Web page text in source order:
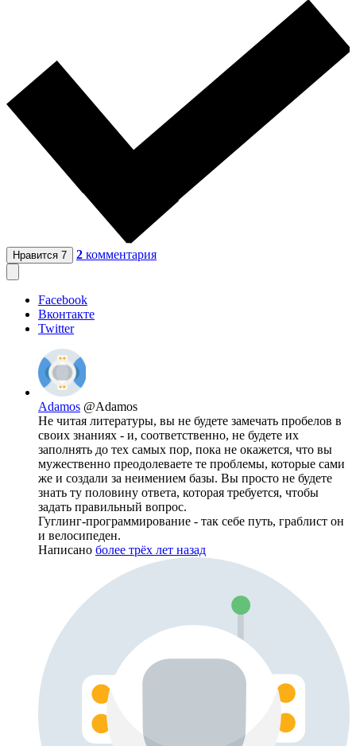
Нравится 7 2 комментария
Facebook
Вконтакте
Twitter
Adamos @Adamos
Не читая литературы, вы не будете замечать пробелов в
своих знаниях - и, соответственно, не будете их
заполнять до тех самых пор, пока не окажется, что вы
мужественно преодолеваете те проблемы, которые сами
же и создали за неимением базы. Вы просто не будете
знать ту половину ответа, которая требуется, чтобы
задать правильный вопрос.
Гуглинг-программирование - так себе путь, граблист он
и велосипеден.
Написано более трёх лет назад